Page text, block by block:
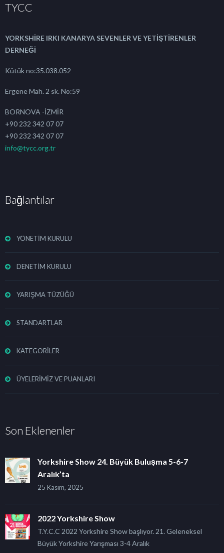
TYCC
YORKSHİRE IRKI KANARYA SEVENLER VE YETİŞTİRENLER
DERNEĞİ
Kütük no:35.038.052
Ergene Mah. 2 sk. No:59
BORNOVA -İZMİR
+90 232 342 07 07
+90 232 342 07 07
info@tycc.org.tr
Bağlantılar
YÖNETİM KURULU
DENETİM KURULU
YARIŞMA TÜZÜĞÜ
STANDARTLAR
KATEGORİLER
ÜYELERİMİZ VE PUANLARI
Son Eklenenler
Yorkshire Show 24. Büyük Buluşma 5-6-7
Aralık’ta
25 Kasım, 2025
2022 Yorkshire Show
T.Y.C.C 2022 Yorkshire Show başlıyor. 21. Geleneksel
Büyük Yorkshire Yarışması 3-4 Aralık